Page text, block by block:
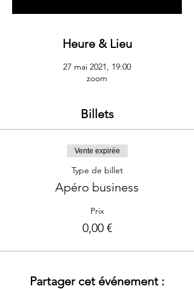
Heure & Lieu
27 mai 2021, 19:00
zoom
Billets
Vente expirée
Type de billet
Apéro business
Prix
0,00 €
Partager cet événement :